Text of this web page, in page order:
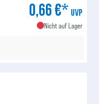
0,66 €* UVP
Nicht auf Lager